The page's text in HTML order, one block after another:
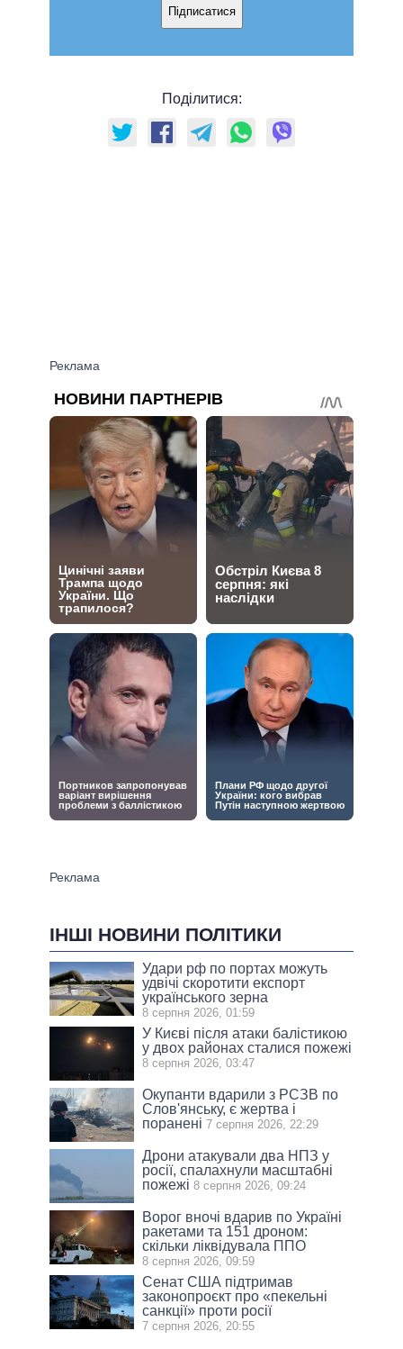
Підписатися
Поділитися:
ІНШІ НОВИНИ ПОЛІТИКИ
Удари рф по портах можуть
удвічі скоротити експорт
українського зерна
8 серпня 2026, 01:59
У Києві після атаки балістикою
у двох районах сталися пожежі
8 серпня 2026, 03:47
Окупанти вдарили з РСЗВ по
Слов'янську, є жертва і
поранені 7 серпня 2026, 22:29
Дрони атакували два НПЗ у
росії, спалахнули масштабні
пожежі 8 серпня 2026, 09:24
Ворог вночі вдарив по Україні
ракетами та 151 дроном:
скільки ліквідувала ППО
8 серпня 2026, 09:59
Сенат США підтримав
законопроєкт про «пекельні
санкції» проти росії
7 серпня 2026, 20:55